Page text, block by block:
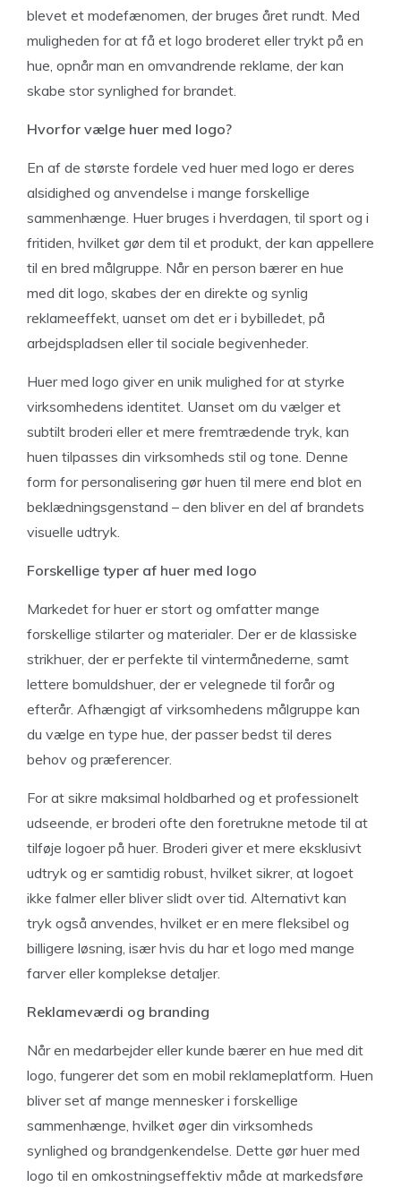
blevet et modefænomen, der bruges året rundt. Med
muligheden for at få et logo broderet eller trykt på en
hue, opnår man en omvandrende reklame, der kan
skabe stor synlighed for brandet.
Hvorfor vælge huer med logo?
En af de største fordele ved huer med logo er deres
alsidighed og anvendelse i mange forskellige
sammenhænge. Huer bruges i hverdagen, til sport og i
fritiden, hvilket gør dem til et produkt, der kan appellere
til en bred målgruppe. Når en person bærer en hue
med dit logo, skabes der en direkte og synlig
reklameeffekt, uanset om det er i bybilledet, på
arbejdspladsen eller til sociale begivenheder.
Huer med logo giver en unik mulighed for at styrke
virksomhedens identitet. Uanset om du vælger et
subtilt broderi eller et mere fremtrædende tryk, kan
huen tilpasses din virksomheds stil og tone. Denne
form for personalisering gør huen til mere end blot en
beklædningsgenstand – den bliver en del af brandets
visuelle udtryk.
Forskellige typer af huer med logo
Markedet for huer er stort og omfatter mange
forskellige stilarter og materialer. Der er de klassiske
strikhuer, der er perfekte til vintermånederne, samt
lettere bomuldshuer, der er velegnede til forår og
efterår. Afhængigt af virksomhedens målgruppe kan
du vælge en type hue, der passer bedst til deres
behov og præferencer.
For at sikre maksimal holdbarhed og et professionelt
udseende, er broderi ofte den foretrukne metode til at
tilføje logoer på huer. Broderi giver et mere eksklusivt
udtryk og er samtidig robust, hvilket sikrer, at logoet
ikke falmer eller bliver slidt over tid. Alternativt kan
tryk også anvendes, hvilket er en mere fleksibel og
billigere løsning, især hvis du har et logo med mange
farver eller komplekse detaljer.
Reklameværdi og branding
Når en medarbejder eller kunde bærer en hue med dit
logo, fungerer det som en mobil reklameplatform. Huen
bliver set af mange mennesker i forskellige
sammenhænge, hvilket øger din virksomheds
synlighed og brandgenkendelse. Dette gør huer med
logo til en omkostningseffektiv måde at markedsføre